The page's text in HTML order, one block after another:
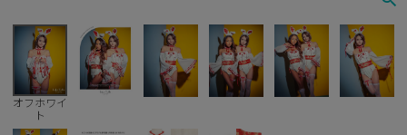
悪魔
花魁
ゾンビ
オフホワイ
ト